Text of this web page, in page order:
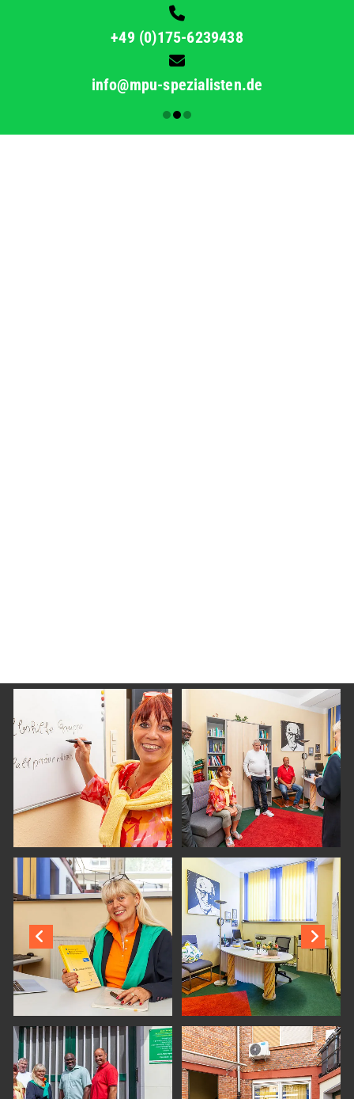

+49 (0)175-6239438

info@mpu-spezialisten.de